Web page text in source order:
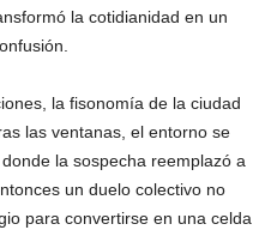
la cotidianidad en un
la fisonomía de la ciudad
las ventanas, el entorno se
la sospecha reemplazó a
un duelo colectivo no
para convertirse en una celda